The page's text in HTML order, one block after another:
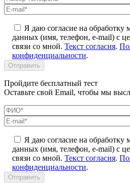
Я даю согласие на обработку
данных (имя, телефон, e-mail) с
связи со мной. Текст согласия.
конфиденциальности.
Пройдите бесплатный тест
Оставьте свой Email, чтобы мы
Я даю согласие на обработку
данных (имя, телефон, e-mail) с
связи со мной. Текст согласия.
конфиденциальности.